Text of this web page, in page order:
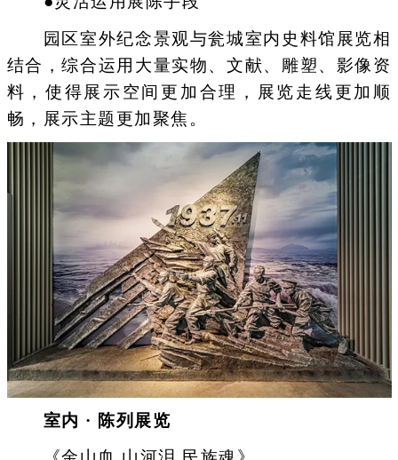
园区室外纪念景观与瓮城室内史料馆展览相
结合，综合运用大量实物、文献、雕塑、影像资
料，使得展示空间更加合理，展览走线更加顺
畅，展示主题更加聚焦。
室内 · 陈列展览